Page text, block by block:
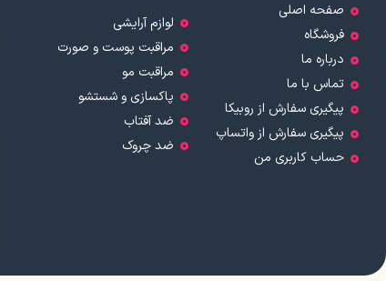
صفحه اصلی
فروشگاه
درباره ما
تماس با ما
پیگیری سفارش از روبیکا
پیگیری سفارش از واتساپ
حساب کاربری من
لوازم آرایشی
مراقبت پوست و صورت
مراقبت مو
پاکسازی و شستشو
ضد آفتاب
ضد چروک